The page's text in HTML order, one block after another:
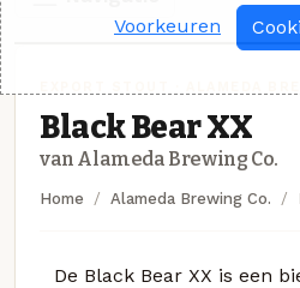
Black Bear XX
van Alameda Brewing Co.
Home Alameda Brewing Co.
De Black Bear XX is een
Voorkeuren